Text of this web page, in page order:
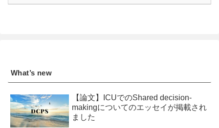
What’s new
【論文】ICUでのShared decision-
makingについてのエッセイが掲載され
ました